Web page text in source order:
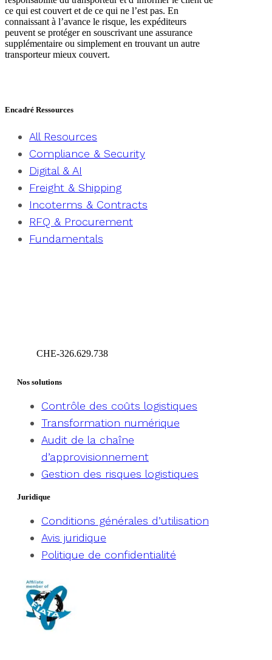
ce qui est couvert et de ce qui ne l’est pas. En
connaissant à l’avance le risque, les expéditeurs
peuvent se protéger en souscrivant une assurance
supplémentaire ou simplement en trouvant un autre
transporteur mieux couvert.
Encadré Ressources
All Resources
Compliance & Security
Digital & AI
Freight & Shipping
Incoterms & Contracts
RFQ & Procurement
Fundamentals
CHE-326.629.738
Nos solutions
Contrôle des coûts logistiques
Transformation numérique
Audit de la chaîne
d’approvisionnement
Gestion des risques logistiques
Juridique
Conditions générales d’utilisation
Avis juridique
Politique de confidentialité